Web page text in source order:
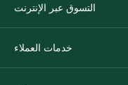
التسوق عبر الإنترنت
خدمات العملاء